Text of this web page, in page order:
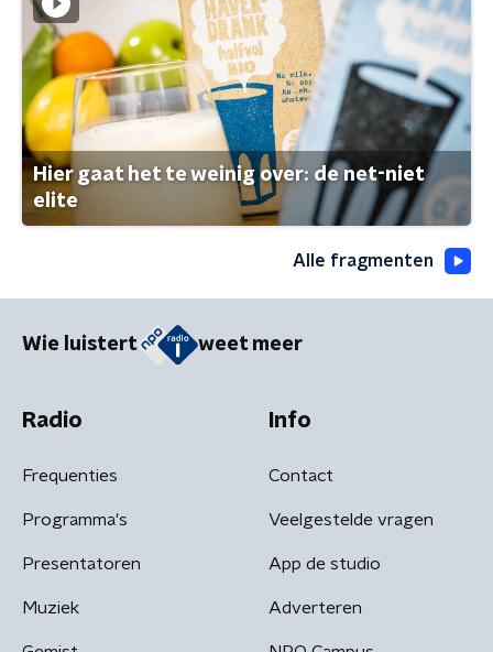
Hier gaat het te weinig over: de net-niet
elite
Alle fragmenten
Wie luistert weet meer
Radio
Frequenties
Programma's
Presentatoren
Muziek
Info
Contact
Veelgestelde vragen
App de studio
Adverteren